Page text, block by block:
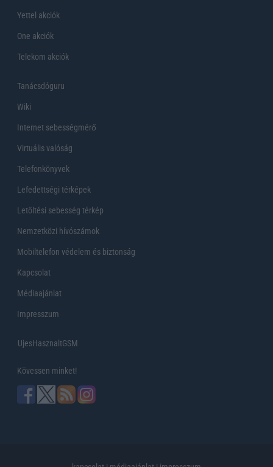
Yettel akciók
One akciók
Telekom akciók
Tanácsdóguru
Wiki
Internet sebességmérő
Virtuális valóság
Telefonkönyvek
Lefedettségi térképek
Letöltési sebesség térkép
Nemzetközi hívószámok
Mobiltelefon védelem és biztonság
Kapcsolat
Médiaajánlat
Impresszum
UjesHasznaltGSM
Kövessen minket!